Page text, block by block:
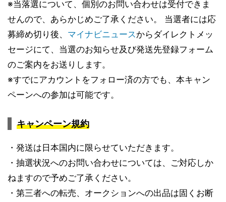
※当落選について、個別のお問い合わせは受付できま
せんので、あらかじめご了承ください。 当選者には応
募締め切り後、 マイナビニュースからダイレクトメッ
セージにて、当選のお知らせ及び発送先登録フォーム
のご案内をお送りします。
※すでにアカウントをフォロー済の方でも、本キャン
ペーンへの参加は可能です。
キャンペーン規約
・発送は日本国内に限らせていただきます。
・抽選状況へのお問い合わせについては、ご対応しか
ねますので予めご了承ください。
・第三者への転売、オークションへの出品は固くお断